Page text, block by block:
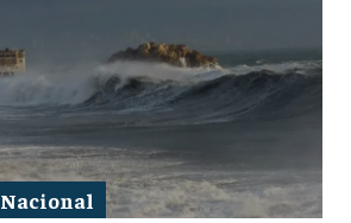
Nacional